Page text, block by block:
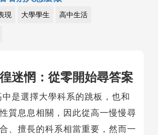
現 大學學生 高中生活
迷惘：從零開始尋答案
是選擇大學科系的跳板，也和
質息息相關，因此從高一慢慢尋
、擅長的科系相當重要，然而一